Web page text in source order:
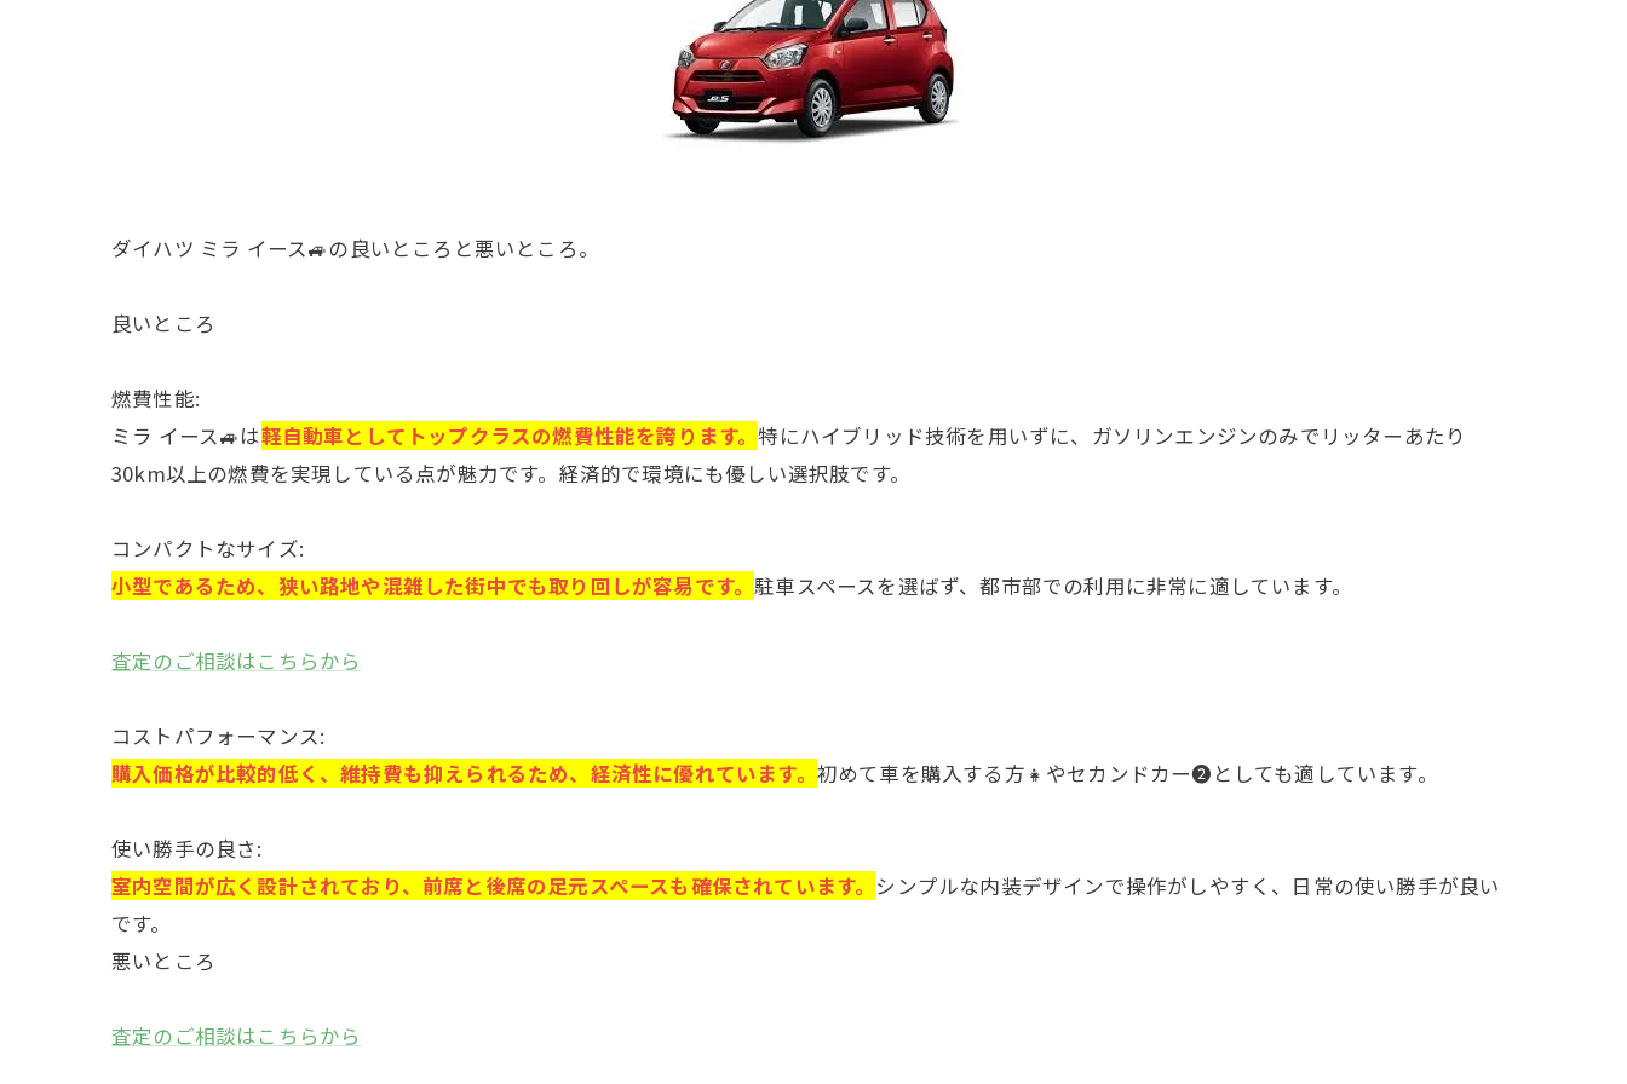
ダイハツ ミラ イース🚙の良いところと悪いところ。
良いところ
燃費性能:
ミラ イース🚙は軽自動車としてトップクラスの燃費性能を誇ります。特にハイブリッド技術を用いずに、ガソリンエンジンのみでリッターあたり
30km以上の燃費を実現している点が魅力です。経済的で環境にも優しい選択肢です。
コンパクトなサイズ:
小型であるため、狭い路地や混雑した街中でも取り回しが容易です。駐車スペースを選ばず、都市部での利用に非常に適しています。
査定のご相談はこちらから
コストパフォーマンス:
購入価格が比較的低く、維持費も抑えられるため、経済性に優れています。 初めて車を購入する方👧やセカンドカー❷としても適しています。
使い勝手の良さ:
室内空間が広く設計されており、前席と後席の足元スペースも確保されています。 シンプルな内装デザインで操作がしやすく、日常の使い勝手が良い
です。
悪いところ
査定のご相談はこちらから